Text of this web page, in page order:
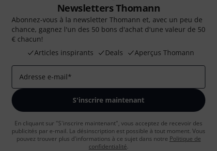
Newsletters Thomann
Abonnez-vous à la newsletter Thomann et, avec un peu de
chance, gagnez l'un des 50 bons d'achat d'une valeur de 50
€ chacun!
Articles inspirants
Deals Aperçus Thomann
Adresse e-mail*
S'inscrire maintenant
En cliquant sur "S'inscrire maintenant", vous acceptez de recevoir des
publicités par e-mail. La désinscription est possible à tout moment. Vous
pouvez trouver plus d'informations à ce sujet dans notre Politique de
confidentialité.